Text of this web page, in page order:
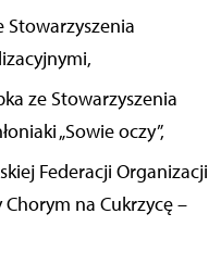
Stowarzyszenia
ze Stowarzyszenia
„Sowie oczy”,
Federacji Organizacji
na Cukrzycę –